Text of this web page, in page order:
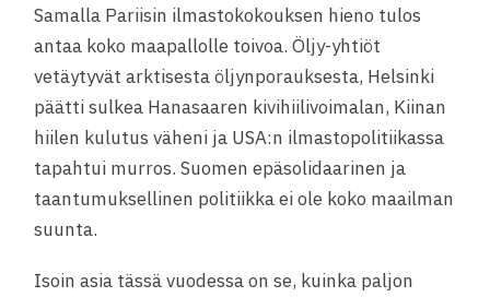
Samalla Pariisin ilmastokokouksen hieno tulos
antaa koko maapallolle toivoa. Öljy-yhtiöt
vetäytyvät arktisesta öljynporauksesta, Helsinki
päätti sulkea Hanasaaren kivihiilivoimalan, Kiinan
hiilen kulutus väheni ja USA:n ilmastopolitiikassa
tapahtui murros. Suomen epäsolidaarinen ja
taantumuksellinen politiikka ei ole koko maailman
suunta.
Isoin asia tässä vuodessa on se, kuinka paljon